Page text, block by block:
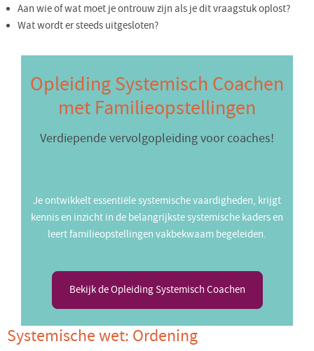
Aan wie of wat moet je ontrouw zijn als je dit vraagstuk oplost?
Wat wordt er steeds uitgesloten?
Opleiding Systemisch Coachen
met Familieopstellingen
Verdiepende vervolgopleiding voor coaches!
Je ontwikkelt essentiële systemische vaardigheden, krijgt
kennis en inzicht in de belangrijkste systemische kaders en
leert familieopstellingen vakbekwaam begeleiden.
Bekijk de Opleiding Systemisch Coachen
Systemische wet: Ordening